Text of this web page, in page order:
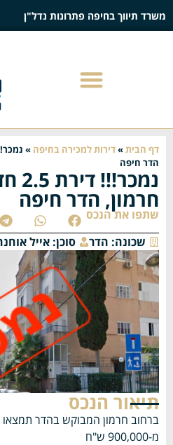
משרד תיווך בחיפה פתרונות נדל"ן
דף הבית»דירות למכירה בחיפה »
הדר חיפה
חרמון, הדר חיפה
שתפו את הנכס
שכונה: הדר סוכן: אייל
תיאור הנכס
ברחוב חרמון המבוקש בהדר
מ-900,000 ש"ח